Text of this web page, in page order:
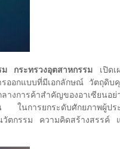
กระทรวงอุตสาหกรรม เปิด
ออกแบบที่มีเอกลักษณ์ วัตถุดิ
งการค้าสำคัญของอาเซียนอ
น ในการยกระดับศักยภาพผู้
กรรม ความคิดสร้างสรรค์